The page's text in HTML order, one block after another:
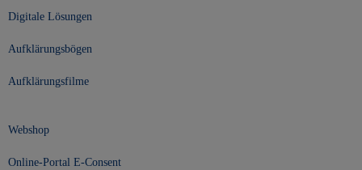
Digitale Lösungen
Aufklärungsbögen
Aufklärungsfilme
Webshop
Online-Portal E-Consent